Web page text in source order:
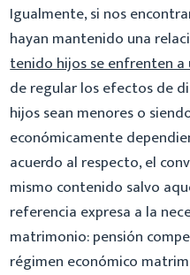
Igualmente, si nos
hayan mantenido una
tenido hijos se enfrenten
de regular los efectos de
hijos sean menores o
económicamente
acuerdo al respecto, el
mismo contenido salvo
referencia expresa a la
matrimonio: pensión
régimen económico